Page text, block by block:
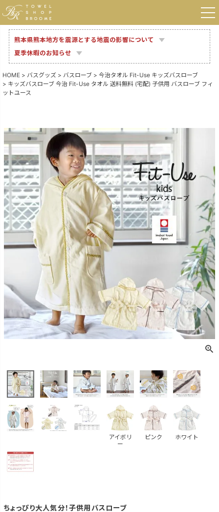
熊本県熊本地方を震源とする地震の影響について
夏季休暇のお知らせ
HOME バスグッズ バスローブ
今治タオル Fit-Use キッズバスローブ
キッズバスローブ 今治 Fit-Use タオル 送料無料 (宅配) 子供用 バスローブ フィ
ットユース
アイボリ
ー
ピンク ホワイト
ちょっぴり大人気分！子供用バスローブ